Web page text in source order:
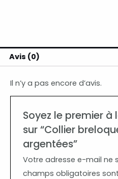
Avis (0)
Il n’y a pas encore d’avis.
Soyez le premier à
sur “Collier
argentées”
Votre adresse e-mail ne
champs obligatoires